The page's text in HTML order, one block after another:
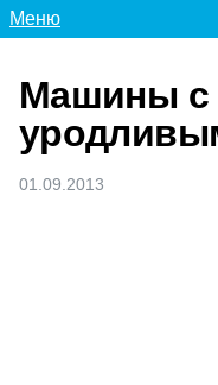
Меню
Машины
01.09.2013